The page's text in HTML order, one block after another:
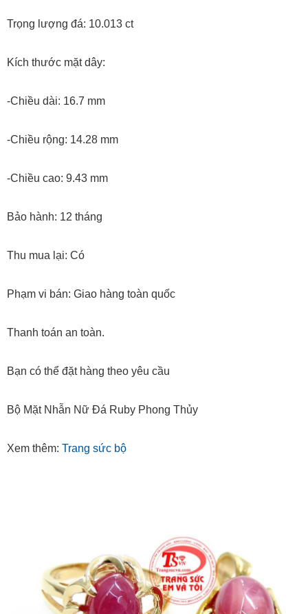
Trọng lượng đá: 10.013 ct
Kích thước mặt dây:
-Chiều dài: 16.7 mm
-Chiều rộng: 14.28 mm
-Chiều cao: 9.43 mm
Bảo hành: 12 tháng
Thu mua lại: Có
Phạm vi bán: Giao hàng toàn quốc
Thanh toán an toàn.
Bạn có thể đặt hàng theo yêu cầu
Bộ Mặt Nhẫn Nữ Đá Ruby Phong Thủy
Xem thêm: Trang sức bộ